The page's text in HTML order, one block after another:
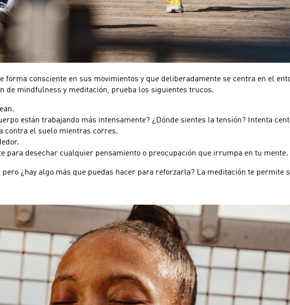
forma consciente en sus movimientos y que deliberadamente se centra en el
de mindfulness y meditación, prueba los siguientes trucos.
están trabajando más intensamente? ¿Dónde sientes la tensión? Intenta
contra el suelo mientras corres.
para desechar cualquier pensamiento o preocupación que irrumpa en tu mente.
¿hay algo más que puedas hacer para reforzarla? La meditación te permite